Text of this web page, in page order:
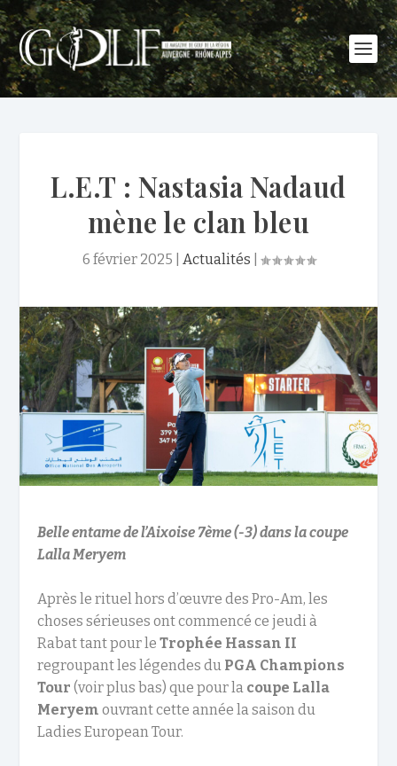
L.E.T : Nastasia Nadaud
mène le clan bleu
6 février 2025 Actualités
Belle entame de l’Aixoise 7ème(-3) dans la coupe
Lalla Meryem
Après le rituel hors d’œuvre des Pro-Am, les
choses sérieuses ont commencé ce jeudi à
Rabat tant pour leTrophée Hassan II
regroupant les légendes du PGA Champions
Tour(voir plus bas) que pour la coupe Lalla
Meryem ouvrant cette année la saison du
Ladies European Tour.